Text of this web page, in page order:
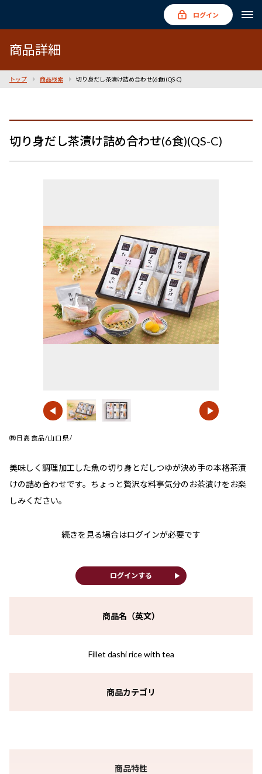
ログイン
商品詳細
トップ 商品検索 切り身だし茶漬け詰め合わせ(6食)(QS-C)
切り身だし茶漬け詰め合わせ(6食)(QS-C)
㈱日高食品/山口県/
美味しく調理加工した魚の切り身とだしつゆが決め手の本格茶漬
けの詰め合わせです。ちょっと贅沢な料亭気分のお茶漬けをお楽
しみください。
続きを見る場合はログインが必要です
ログインする play_arrow
商品名（英文）
Fillet dashi rice with tea
商品カテゴリ
商品特性